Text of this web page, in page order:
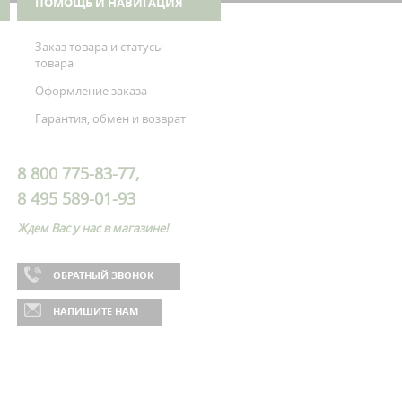
Заказ товара и статусы
товара
Оформление заказа
Гарантия, обмен и возврат
8 800 775-83-77,
8 495 589-01-93
Ждем Вас у нас в магазине!
ОБРАТНЫЙ ЗВОНОК
НАПИШИТЕ НАМ